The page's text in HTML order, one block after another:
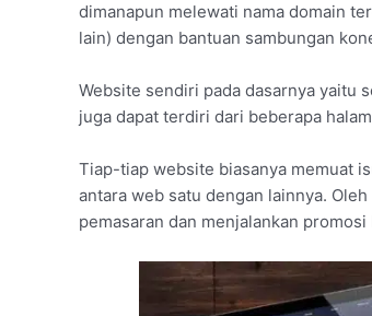
dimanapun melewati nama domain
lain) dengan bantuan sambungan
Website sendiri pada dasarnya yaitu
juga dapat terdiri dari beberapa
Tiap-tiap website biasanya memuat
antara web satu dengan lainnya.
pemasaran dan menjalankan